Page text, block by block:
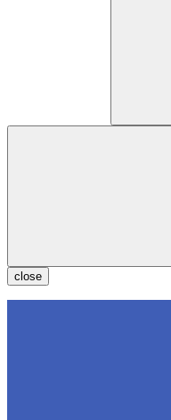
close